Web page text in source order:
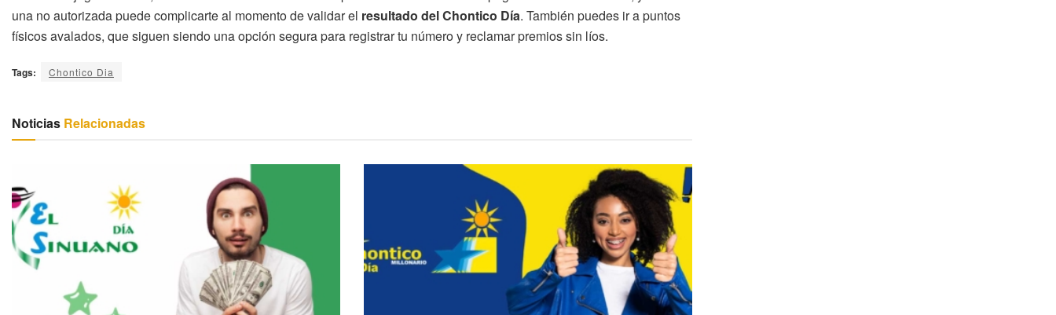
una no autorizada puede complicarte al momento de validar el resultado del Chontico Día. También puedes ir a puntos
físicos avalados, que siguen siendo una opción segura para registrar tu número y reclamar premios sin líos.
Tags: Chontico Dia
Noticias Relacionadas